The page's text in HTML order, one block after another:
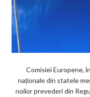
Comisiei Europene,
naționale din statele
noilor prevederi din